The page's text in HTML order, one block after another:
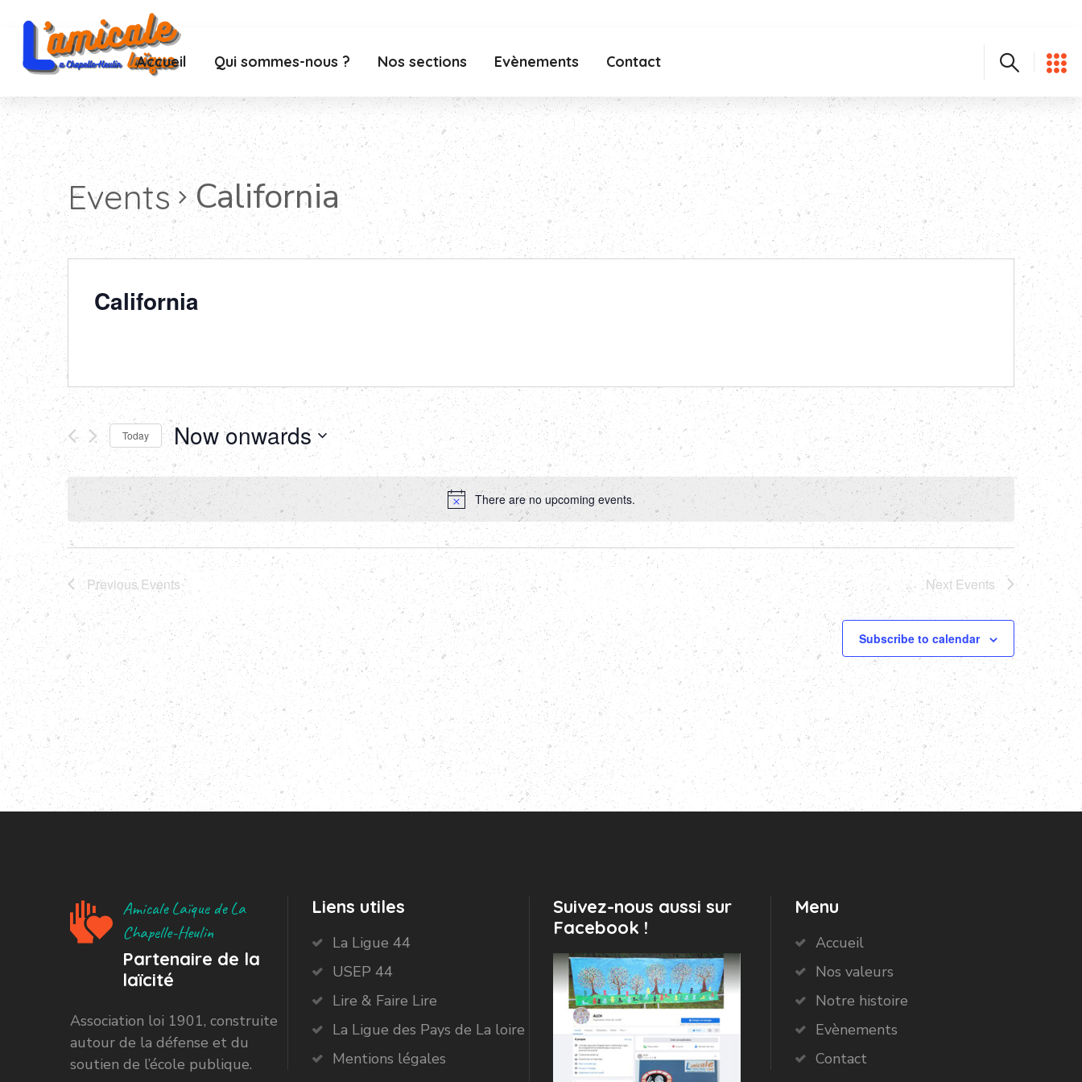
Accueil Qui sommes-nous ? Nos sections Evènements Contact
There are no upcoming events.
Events California
California
Today Now onwards
Select
date.
PreviousEvents Next Events
Subscribe to calendar
Amicale Laïque de La
Chapelle-Heulin
Partenaire de la
laïcité
Association loi 1901, construite
autour de la défense et du
soutien de l’école publique.
Liens utiles
La Ligue 44
USEP 44
Lire & Faire Lire
La Ligue des Pays de La loire
Mentions légales
Suivez-nous aussi sur
Facebook !
Menu
Accueil
Nos valeurs
Notre histoire
Evènements
Contact